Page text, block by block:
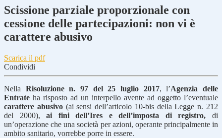
Scissione parziale proporzionale con
cessione delle partecipazioni: non vi è
carattere abusivo
Scarica il pdf
Condividi
Nella Risoluzione n. 97 del 25 luglio 2017, l’Agenzia delle
Entrate ha risposto ad un interpello avente ad oggetto l’eventuale
carattere abusivo (ai sensi dell’articolo 10-bis della Legge n. 212
del 2000), ai fini dell’Ires e dell’imposta di registro, di
un’operazione che una società per azioni, operante principalmente in
ambito sanitario, vorrebbe porre in essere.